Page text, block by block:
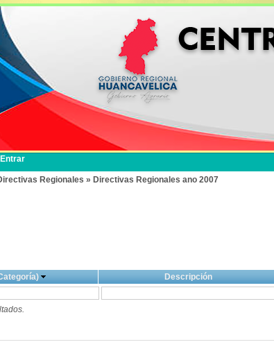
Entrar
Regionales » Directivas Regionales ano 2007
Descripción